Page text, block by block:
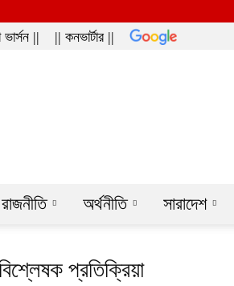
ভার্সন || || কনভার্টার ||
রাজনীতি অর্থনীতি সারাদেশ
প্রতিক্রিয়া